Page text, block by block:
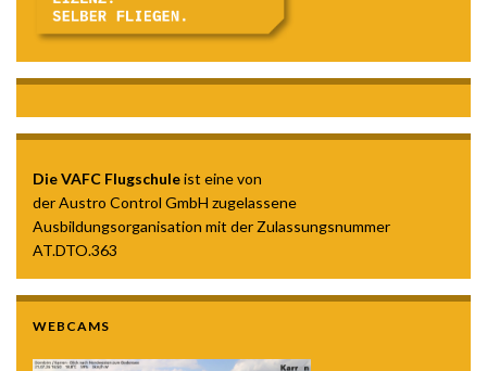
Die VAFC Flugschuleist eine von
der Austro Control GmbH zugelassene
Ausbildungsorganisation mit der Zulassungsnummer
AT.DTO.363
WEBCAMS